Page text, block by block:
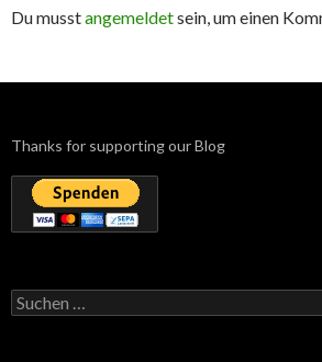
Du musstangemeldetsein, um einen
Thanks for supporting our Blog
Suchen
nach: